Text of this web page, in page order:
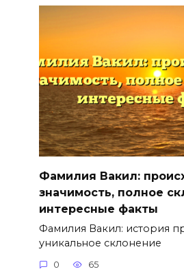
Фамилия Вакил:
значимость, полное
интересные факты
Фамилия Вакил: история
уникальное склонение
0 65